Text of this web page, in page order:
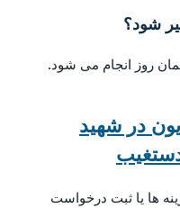
شود؟
روز انجام می شود.
در شهید
ها یا ثبت درخواست